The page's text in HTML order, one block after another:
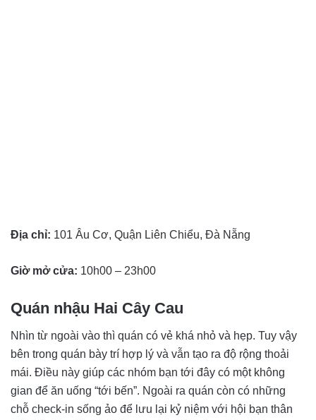
Địa chỉ: 101 Âu Cơ, Quận Liên Chiểu, Đà Nẵng
Giờ mở cửa: 10h00 – 23h00
Quán nhậu Hai Cây Cau
Nhìn từ ngoài vào thì quán có vẻ khá nhỏ và hẹp. Tuy vậy
bên trong quán bày trí hợp lý và vẫn tạo ra độ rộng thoải
mái. Điều này giúp các nhóm bạn tới đây có một không
gian để ăn uống “tới bến”. Ngoài ra quán còn có những
chỗ check-in sống ảo để lưu lại kỷ niệm với hội bạn thân